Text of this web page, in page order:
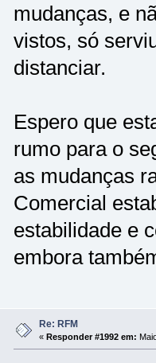
mudanças, e
vistos, só
distanciar.
Espero que
rumo para o
as mudanças
Comercial
estabilidade e
embora
Re: RFM
« Responder #1992 em: